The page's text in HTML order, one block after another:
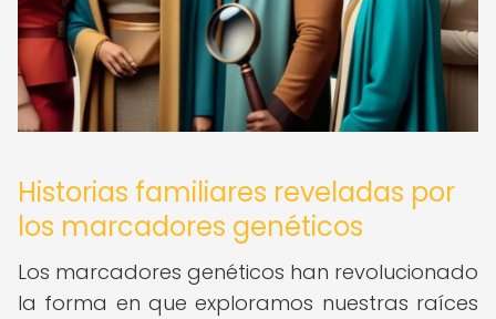
Historias familiares reveladas por
los marcadores genéticos
Los marcadores genéticos han revolucionado
la forma en que exploramos nuestras raíces